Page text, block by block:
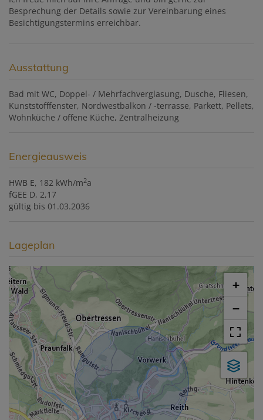
Besprechung der Details sowie zur Vereinbarung eines
Besichtigungstermins erreichbar.
Ausstattung
Bad mit WC Doppel- / Mehrfachverglasung Dusche Fliesen
Kunststofffenster Nordwestbalkon / -terrasse Parkett Pellets
Wohnküche / offene Küche Zentralheizung
Energieausweis
HWB E, 182 kWh/m2a
fGEE D, 2,17
gültig bis 01.03.2036
Lageplan
+
−